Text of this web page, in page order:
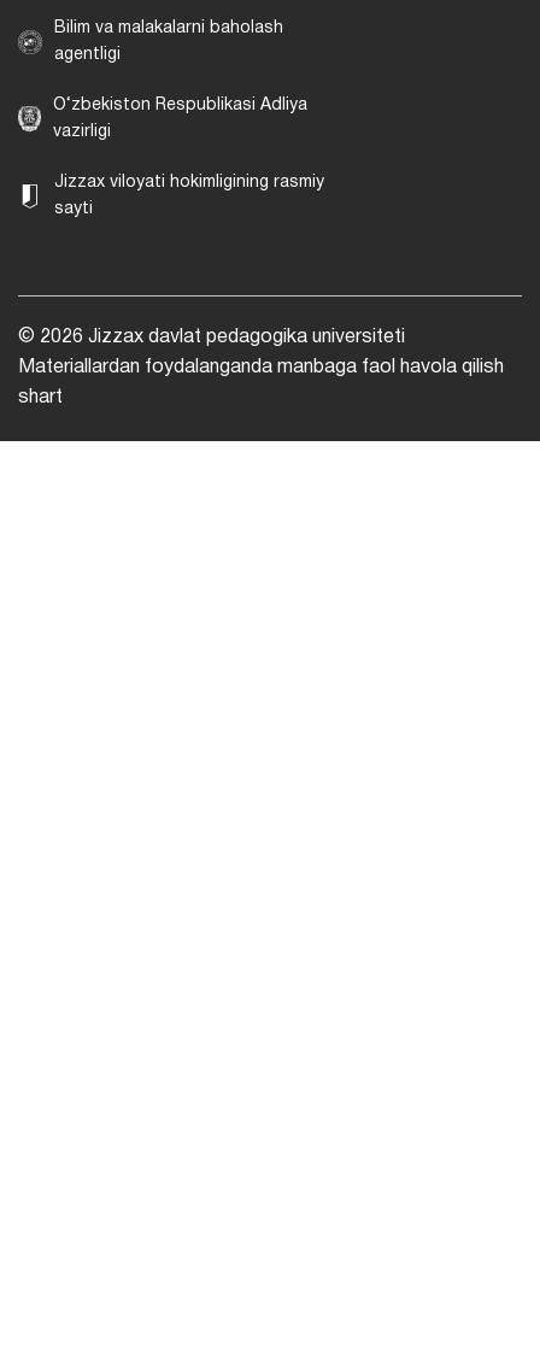
Bilim va malakalarni baholash
agentligi
O‘zbekiston Respublikasi Adliya
vazirligi
Jizzax viloyati hokimligining rasmiy
sayti
© 2026 Jizzax davlat pedagogika universiteti
Materiallardan foydalanganda manbaga faol havola qilish
shart